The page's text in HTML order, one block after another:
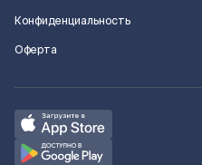
Конфиденциальность
Оферта